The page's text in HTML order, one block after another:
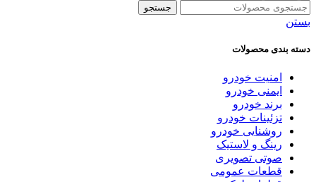
جستجو
بستن
دسته بندی محصولات
امنیت خودرو
ایمنی خودرو
برند خودرو
تزئینات خودرو
روشنایی خودرو
رینگ و لاستیک
صوتی تصویری
قطعات عمومی